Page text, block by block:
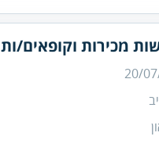
מכירות וקופאים/ות
20/